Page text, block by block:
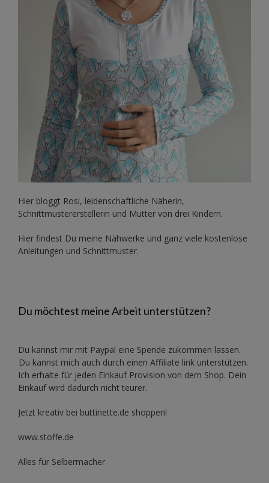
Hier bloggt Rosi, leidenschaftliche Näherin,
Schnittmustererstellerin und Mutter von drei Kindern.
Hier findest Du meine Nähwerke und ganz viele kostenlose
Anleitungen und Schnittmuster.
Du möchtest meine Arbeit unterstützen?
Du kannst mir mit Paypal eine Spende zukommen lassen.
Du kannst mich auch durch einen Affiliate link unterstützen.
Ich erhalte für jeden Einkauf Provision von dem Shop. Dein
Einkauf wird dadurch nicht teurer.
Jetzt kreativ bei buttinette.de shoppen!
www.stoffe.de
Alles für Selbermacher